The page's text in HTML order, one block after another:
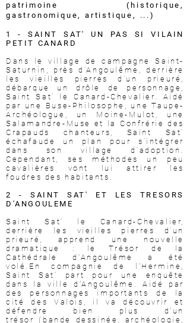
patrimoine (historique,
gastronomique, artistique, ...)
1 - SAINT SAT' UN PAS SI VILAIN
PETIT CANARD
Dans le village de campagne Saint-
Saturnin, près d’Angoulême, derrière
les vieilles pierres d’un prieuré,
débarque un drôle de personnage,
Saint Sat’ le Canard-Chevalier. Aidé
par une Buse-Philosophe, une Taupe-
Archéologue, un Moine-Mulot, une
Salamandre-Muse et la Confrérie des
Crapauds chanteurs, Saint Sat’
échafaude un plan pour s’intégrer
dans son village d’adoption.
Cependant, ses méthodes un peu
cavalières vont lui attirer les
foudres des habitants.
2 - SAINT SAT' ET LES TRESORS
D'ANGOULEME
Saint Sat’ le Canard-Chevalier,
derrière les vieilles pierres d’un
prieuré, apprend une nouvelle
dramatique : le Trésor de la
Cathédrale d'Angoulême a été
volé.En compagnie de l'Hermine,
Saint Sat’ part pour une enquête
dans la ville d'Angoulême. Aidé par
des personnages importants de la
cité des Valois, il va découvrir et
défendre bien plus d'un
trésor (bande dessinée, archéologie,